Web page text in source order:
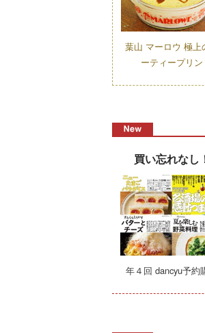
葉山 マーロウ 極上
ーティープリン
買い忘れなし
年４回 dancyu予約